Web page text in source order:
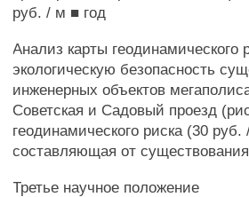
руб. / м ■ год
Анализ карты геодинамического
экологическую безопасность
инженерных объектов
Советская и Садовый проезд
геодинамического риска (30
составляющая от
Третье научное положение